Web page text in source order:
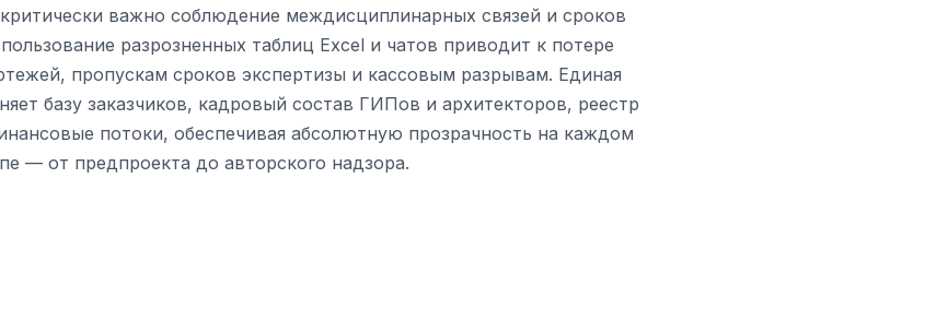
важно соблюдение междисциплинарных связей и сроков
разрозненных таблиц Excel и чатов приводит к потере
пропускам сроков экспертизы и кассовым разрывам. Единая
базу заказчиков, кадровый состав ГИПов и архитекторов, реестр
потоки, обеспечивая абсолютную прозрачность на каждом
— от предпроекта до авторского надзора.